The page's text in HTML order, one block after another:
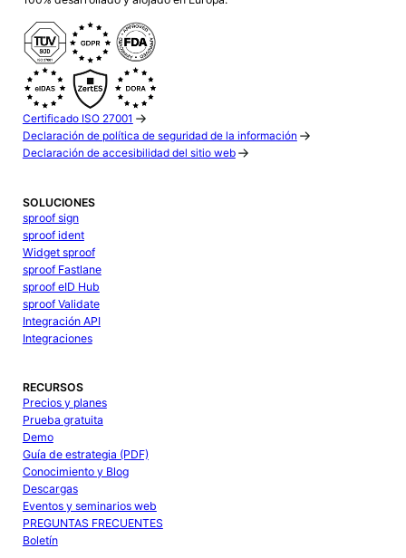
Certificado ISO 27001
Declaración de política de seguridad de la información
Declaración de accesibilidad del sitio web
SOLUCIONES
sproof sign
sproof ident
Widget sproof
sproof Fastlane
sproof eID Hub
sproof Validate
Integración API
Integraciones
RECURSOS
Precios y planes
Prueba gratuita
Demo
Guía de estrategia (PDF)
Conocimiento y Blog
Descargas
Eventos y seminarios web
PREGUNTAS FRECUENTES
Boletín